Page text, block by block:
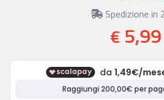
Spedizione in
€ 5,99